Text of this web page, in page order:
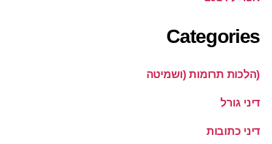
Categories
(הלכות תרומות (ושמיטה
דיני גורל
דיני כתובות